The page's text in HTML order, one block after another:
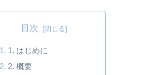
目次
1. はじめに
2. 概要